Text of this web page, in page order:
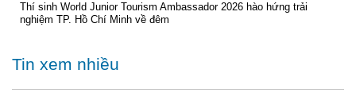
Thí sinh World Junior Tourism Ambassador 2026 hào hứng trải
nghiệm TP. Hồ Chí Minh về đêm
Tin xem nhiều